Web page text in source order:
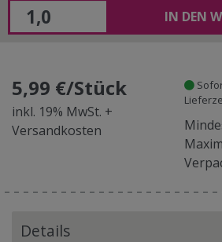
IN DEN
5,99 €/Stück
inkl. 19% MwSt. +
Versandkosten
Details